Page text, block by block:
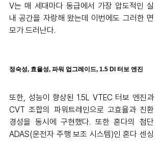
V는 매 세대마다 동급에서 가장 압도적인 실
내 공간을 자랑해 왔는데 이번에도 그러한 면
모가 드러난다.
정숙성, 효율성, 파워 업그레이드, 1.5 DI 터보 엔진
또한, 성능이 향상된 1.5L VTEC 터보 엔진과
CVT 조합의 파워트레인으로 고효율과 친환
경성을 동시에 구현했다. 또한 혼다의 첨단
ADAS(운전자 주행 보조 시스템)인 혼다 센싱